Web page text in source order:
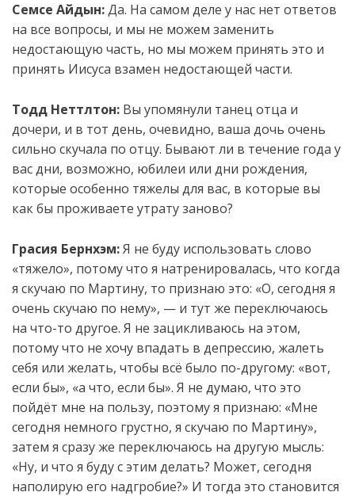
Семсе Айдын:Да. На самом деле у нас нет ответов
на все вопросы, и мы не можем заменить
недостающую часть, но мы можем принять это и
принять Иисуса взамен недостающей части.
Тодд Неттлтон: Вы упомянули танец отца и
дочери, и в тот день, очевидно, ваша дочь очень
сильно скучала по отцу. Бывают ли в течение года у
вас дни, возможно, юбилеи или дни рождения,
которые особенно тяжелы для вас, в которые вы
как бы проживаете утрату заново?
Грасия Бернхэм:Я не буду использовать слово
«тяжело», потому что я натренировалась, что когда
я скучаю по Мартину, то признаю это: «О, сегодня я
очень скучаю по нему», — и тут же переключаюсь
на что-то другое. Я не зацикливаюсь на этом,
потому что не хочу впадать в депрессию, жалеть
себя или желать, чтобы всё было по-другому: «вот,
если бы», «а что, если бы». Я не думаю, что это
пойдёт мне на пользу, поэтому я признаю: «Мне
сегодня немного грустно, я скучаю по Мартину»,
затем я сразу же переключаюсь на другую мысль:
«Ну, и что я буду с этим делать? Может, сегодня
наполирую его надгробие?» И тогда это становится